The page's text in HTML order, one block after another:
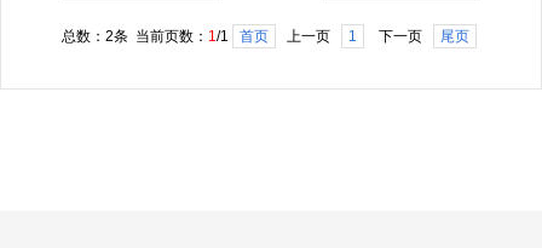
总数：2条 当前页数： 1/1 首页 上一页 1 下一页 尾页